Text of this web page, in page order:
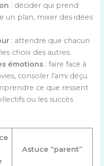
: décider qui prend
un plan, mixer des idées
: attendre que chacun
choix des autres.
émotions : faire face à
consoler l’ami déçu.
ce que ressent
ou les succès
Astuce “parent”